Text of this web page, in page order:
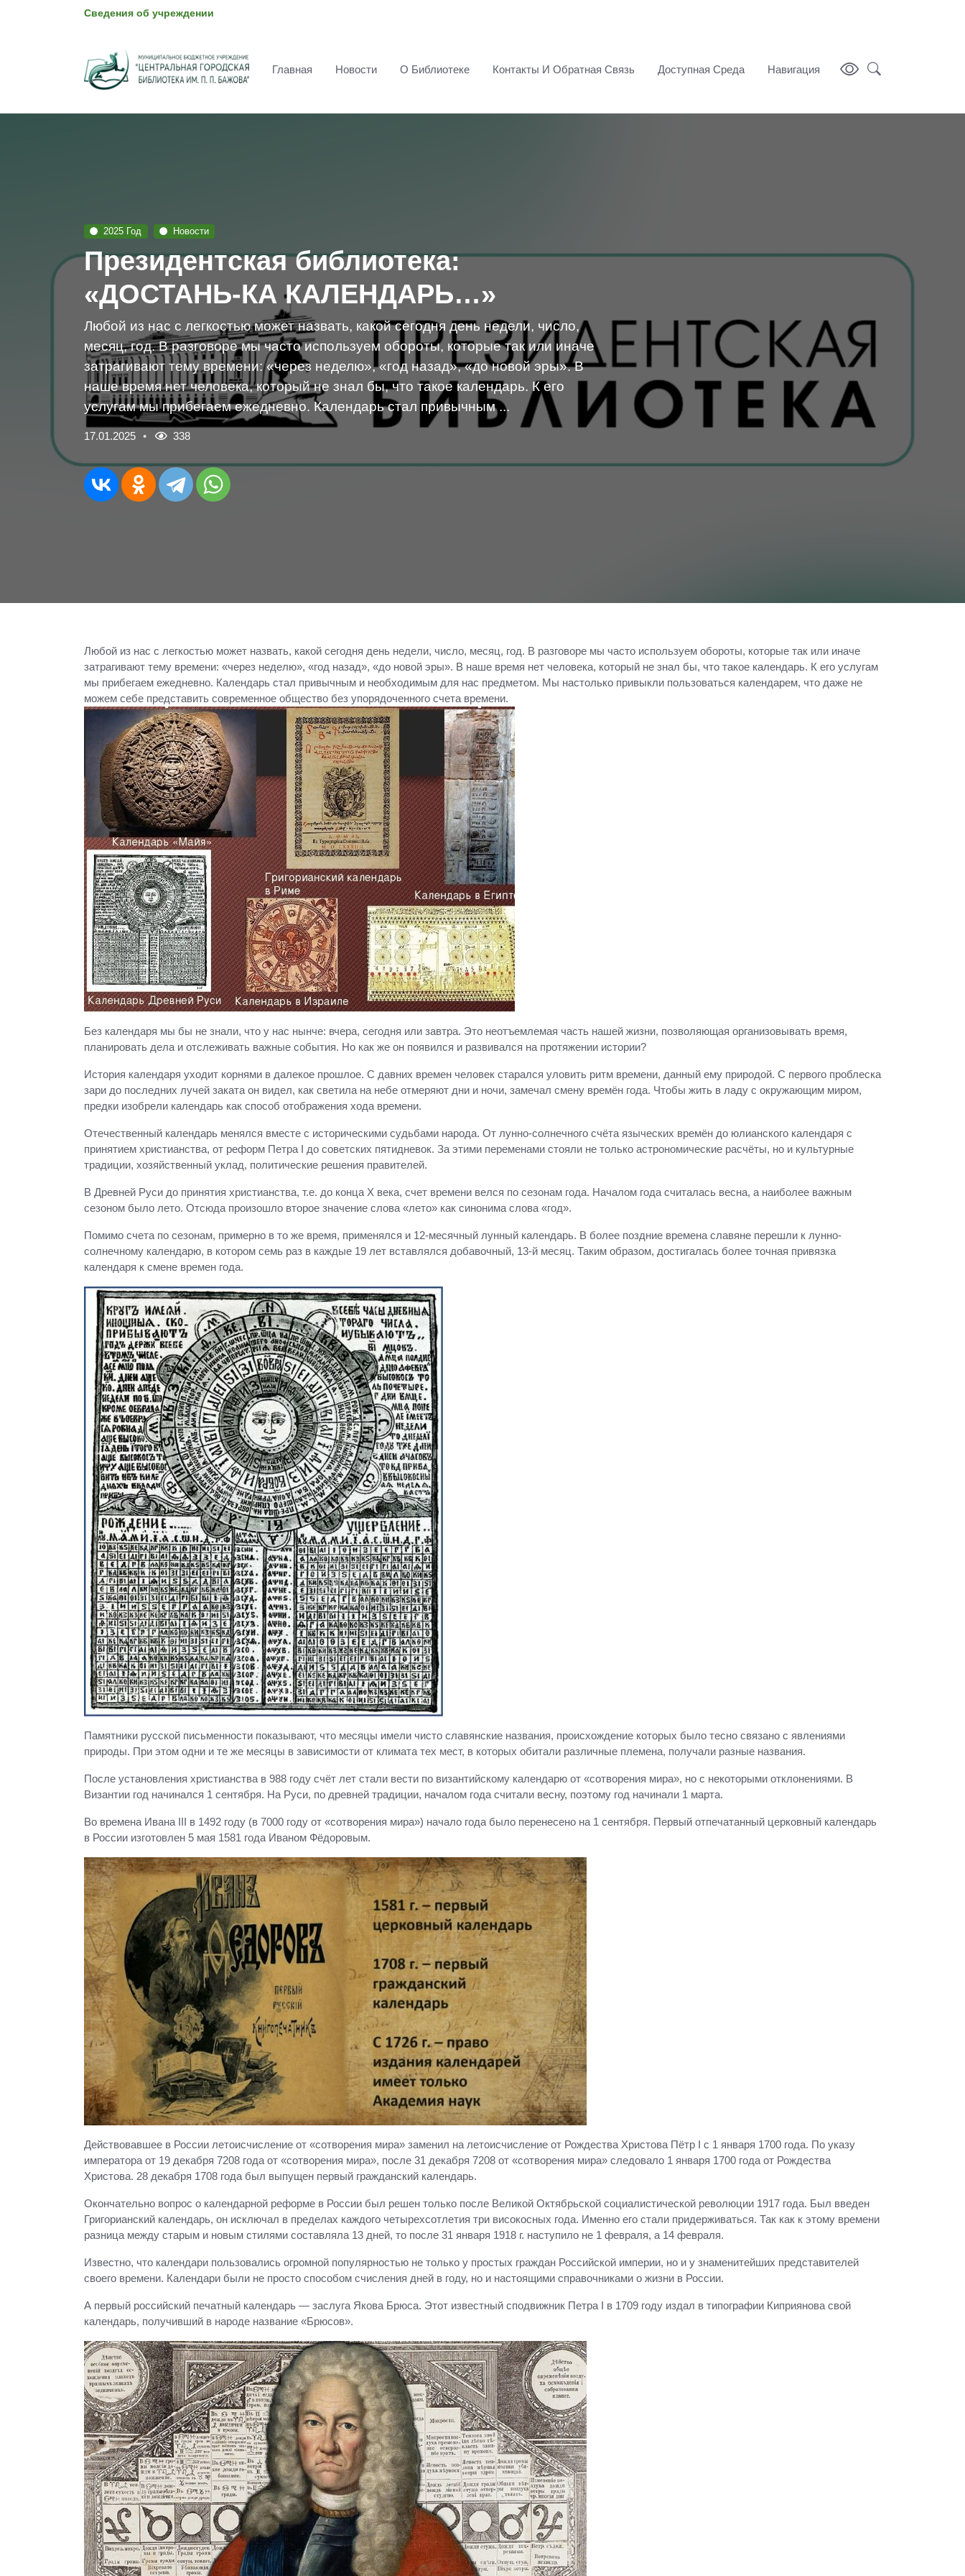
Сведения об учреждении
Главная Новости О Библиотеке Контакты И Обратная Связь Доступная Среда Навигация
2025 Год Новости
Президентская библиотека:
«ДОСТАНЬ-КА КАЛЕНДАРЬ…»
Любой из нас с легкостью может назвать, какой сегодня день недели, число,
месяц, год. В разговоре мы часто используем обороты, которые так или иначе
затрагивают тему времени: «через неделю», «год назад», «до новой эры». В
наше время нет человека, который не знал бы, что такое календарь. К его
услугам мы прибегаем ежедневно. Календарь стал привычным ...
17.01.2025 338
Любой из нас с легкостью может назвать, какой сегодня день недели, число, месяц, год. В разговоре мы часто используем обороты, которые так или иначе
затрагивают тему времени: «через неделю», «год назад», «до новой эры». В наше время нет человека, который не знал бы, что такое календарь. К его услугам
мы прибегаем ежедневно. Календарь стал привычным и необходимым для нас предметом. Мы настолько привыкли пользоваться календарем, что даже не
можем себе представить современное общество без упорядоченного счета времени.
Без календаря мы бы не знали, что у нас нынче: вчера, сегодня или завтра. Это неотъемлемая часть нашей жизни, позволяющая организовывать время,
планировать дела и отслеживать важные события. Но как же он появился и развивался на протяжении истории?
История календаря уходит корнями в далекое прошлое. С давних времен человек старался уловить ритм времени, данный ему природой. С первого проблеска
зари до последних лучей заката он видел, как светила на небе отмеряют дни и ночи, замечал смену времён года. Чтобы жить в ладу с окружающим миром,
предки изобрели календарь как способ отображения хода времени.
Отечественный календарь менялся вместе с историческими судьбами народа. От лунно-солнечного счёта языческих времён до юлианского календаря с
принятием христианства, от реформ Петра I до советских пятидневок. За этими переменами стояли не только астрономические расчёты, но и культурные
традиции, хозяйственный уклад, политические решения правителей.
В Древней Руси до принятия христианства, т.е. до конца X века, счет времени велся по сезонам года. Началом года считалась весна, а наиболее важным
сезоном было лето. Отсюда произошло второе значение слова «лето» как синонима слова «год».
Помимо счета по сезонам, примерно в то же время, применялся и 12-месячный лунный календарь. В более поздние времена славяне перешли к лунно-
солнечному календарю, в котором семь раз в каждые 19 лет вставлялся добавочный, 13-й месяц. Таким образом, достигалась более точная привязка
календаря к смене времен года.
Памятники русской письменности показывают, что месяцы имели чисто славянские названия, происхождение которых было тесно связано с явлениями
природы. При этом одни и те же месяцы в зависимости от климата тех мест, в которых обитали различные племена, получали разные названия.
После установления христианства в 988 году счёт лет стали вести по византийскому календарю от «сотворения мира», но с некоторыми отклонениями. В
Византии год начинался 1 сентября. На Руси, по древней традиции, началом года считали весну, поэтому год начинали 1 марта.
Во времена Ивана III в 1492 году (в 7000 году от «сотворения мира») начало года было перенесено на 1 сентября. Первый отпечатанный церковный календарь
в России изготовлен 5 мая 1581 года Иваном Фёдоровым.
Действовавшее в России летоисчисление от «сотворения мира» заменил на летоисчисление от Рождества Христова Пётр I с 1 января 1700 года. По указу
императора от 19 декабря 7208 года от «сотворения мира», после 31 декабря 7208 от «сотворения мира» следовало 1 января 1700 года от Рождества
Христова. 28 декабря 1708 года был выпущен первый гражданский календарь.
Окончательно вопрос о календарной реформе в России был решен только после Великой Октябрьской социалистической революции 1917 года. Был введен
Григорианский календарь, он исключал в пределах каждого четырехсотлетия три високосных года. Именно его стали придерживаться. Так как к этому времени
разница между старым и новым стилями составляла 13 дней, то после 31 января 1918 г. наступило не 1 февраля, а 14 февраля.
Известно, что календари пользовались огромной популярностью не только у простых граждан Российской империи, но и у знаменитейших представителей
своего времени. Календари были не просто способом счисления дней в году, но и настоящими справочниками о жизни в России.
А первый российский печатный календарь — заслуга Якова Брюса. Этот известный сподвижник Петра I в 1709 году издал в типографии Киприянова свой
календарь, получивший в народе название «Брюсов».